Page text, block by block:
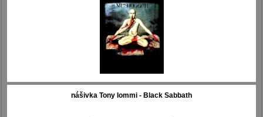
nášivka Tony Iommi - Black Sabbath